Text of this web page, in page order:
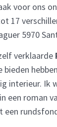
voor ons
17
5970
verklaarde
interieur. Ik
een roman
een